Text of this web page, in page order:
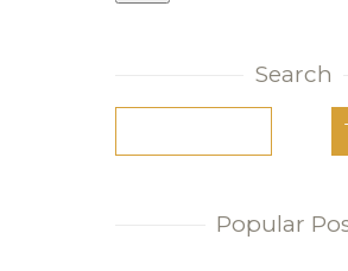
Search
Popular